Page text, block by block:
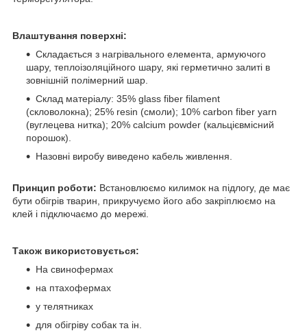
Влаштування поверхні:
Складається з нагрівального елемента, армуючого
шару, теплоізоляційного шару, які герметично залиті в
зовнішній полімерний шар.
Склад матеріалу: 35% glass fiber filament
(скловолокна); 25% resin (смоли); 10% carbon fiber yarn
(вуглецева нитка); 20% calcium powder (кальцієвмісний
порошок).
Назовні виробу виведено кабель живлення.
Принцип роботи: Встановлюємо килимок на підлогу, де має
бути обігрів тварин, прикручуємо його або закріплюємо на
клей і підключаємо до мережі.
Також використовується:
На свинофермах
на птахофермах
у телятниках
для обігріву собак та ін.